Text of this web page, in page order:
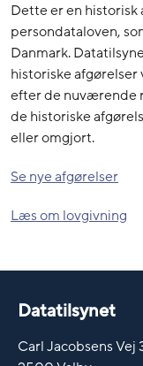
Dette er en
persondataloven,
Danmark.
historiske
efter de nuværende
de historiske
eller omgjort.
Se nye afgørelser
Læs om lovgivning
Datatilsynet
Carl Jacobsens Vej